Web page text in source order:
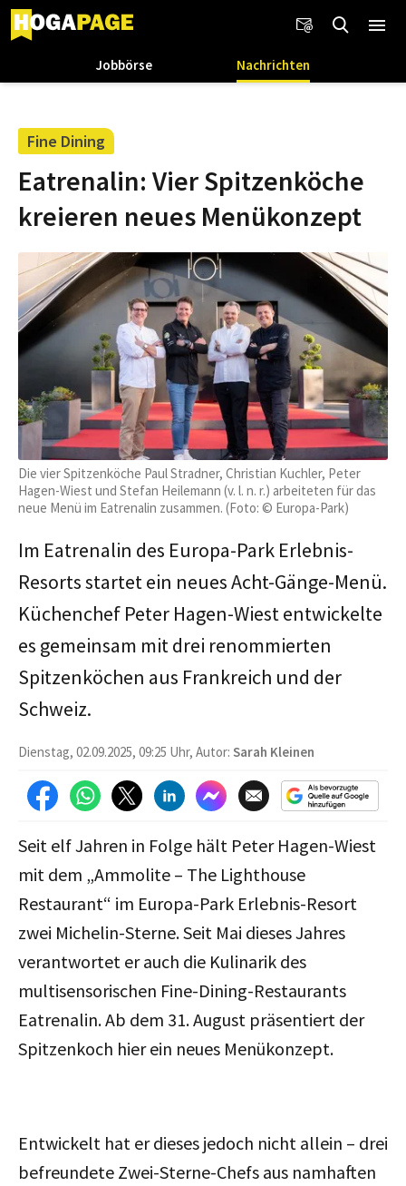
Jobbörse Nachrichten
Fine Dining
Eatrenalin: Vier Spitzenköche
kreieren neues Menükonzept
Die vier Spitzenköche Paul Stradner, Christian Kuchler, Peter
Hagen-Wiest und Stefan Heilemann (v. l. n. r.) arbeiteten für das
neue Menü im Eatrenalin zusammen. (Foto: © Europa-Park)
Im Eatrenalin des Europa-Park Erlebnis-
Resorts startet ein neues Acht-Gänge-Menü.
Küchenchef Peter Hagen-Wiest entwickelte
es gemeinsam mit drei renommierten
Spitzenköchen aus Frankreich und der
Schweiz.
Dienstag, 02.09.2025, 09:25 Uhr, Autor: Sarah Kleinen
Seit elf Jahren in Folge hält Peter Hagen-Wiest
mit dem „Ammolite – The Lighthouse
Restaurant“ im Europa-Park Erlebnis-Resort
zwei Michelin-Sterne. Seit Mai dieses Jahres
verantwortet er auch die Kulinarik des
multisensorischen Fine-Dining-Restaurants
Eatrenalin. Ab dem 31. August präsentiert der
Spitzenkoch hier ein neues Menükonzept.
Entwickelt hat er dieses jedoch nicht allein – drei
befreundete Zwei-Sterne-Chefs aus namhaften